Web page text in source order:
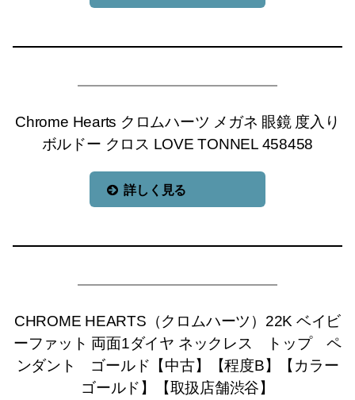
Chrome Hearts クロムハーツ メガネ 眼鏡 度入り
ボルドー クロス LOVE TONNEL 458458
詳しく見る
CHROME HEARTS（クロムハーツ）22K ベイビ
ーファット 両面1ダイヤ ネックレス トップ ペ
ンダント ゴールド【中古】【程度B】【カラー
ゴールド】【取扱店舗渋谷】